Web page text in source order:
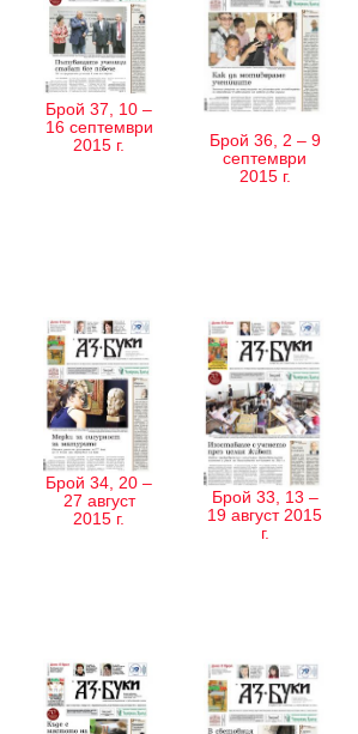
Брой 37, 10 –
16 септември
2015 г.
Брой 36, 2 – 9
септември
2015 г.
Брой 34, 20 –
27 август
2015 г.
Брой 33, 13 –
19 август 2015
г.